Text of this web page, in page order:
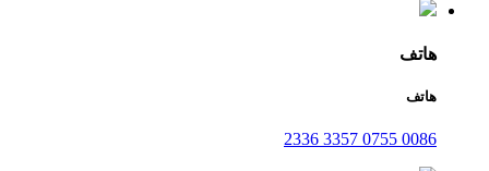
هاتف
هاتف
0086 0755 3357 2336